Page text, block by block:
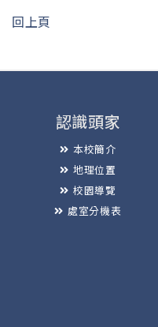
回上頁
認識頭家
本校簡介
地理位置
校園導覽
處室分機表